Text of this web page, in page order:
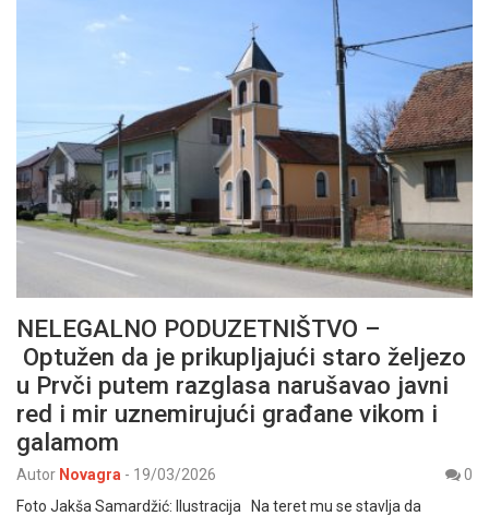
NELEGALNO PODUZETNIŠTVO –
Optužen da je prikupljajući staro željezo
u Prvči putem razglasa narušavao javni
red i mir uznemirujući građane vikom i
galamom
Autor Novagra - 19/03/2026
0
Foto Jakša Samardžić: Ilustracija Na teret mu se stavlja da